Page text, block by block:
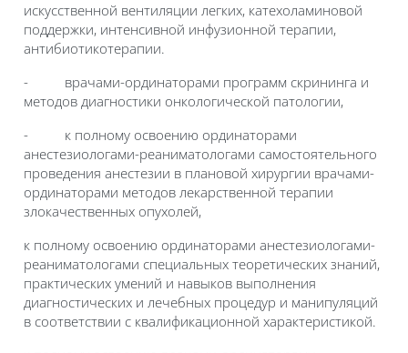
искусственной вентиляции легких, катехоламиновой
поддержки, интенсивной инфузионной терапии,
антибиотикотерапии.
- врачами-ординаторами программ скрининга и
методов диагностики онкологической патологии,
- к полному освоению ординаторами
анестезиологами-реаниматологами самостоятельного
проведения анестезии в плановой хирургии врачами-
ординаторами методов лекарственной терапии
злокачественных опухолей,
к полному освоению ординаторами анестезиологами-
реаниматологами специальных теоретических знаний,
практических умений и навыков выполнения
диагностических и лечебных процедур и манипуляций
в соответствии с квалификационной характеристикой.